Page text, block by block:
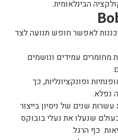
הבינלאומית.
לאפשר חופש תנועה לצד
מחומרים עמידים ונושמים
ופונקציונליות, כך
נפלא.
עשרות שנים של ניסיון בייצור
שנעלו את נעלי בובוקס
כף הרגל.